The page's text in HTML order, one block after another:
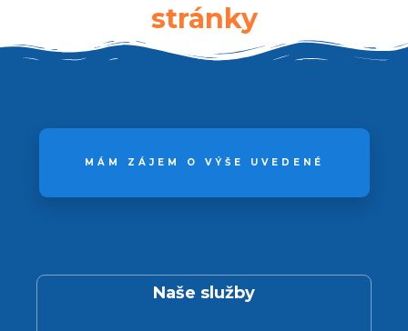
stránky
MÁM ZÁJEM O VÝŠE UVEDENÉ
Naše služby